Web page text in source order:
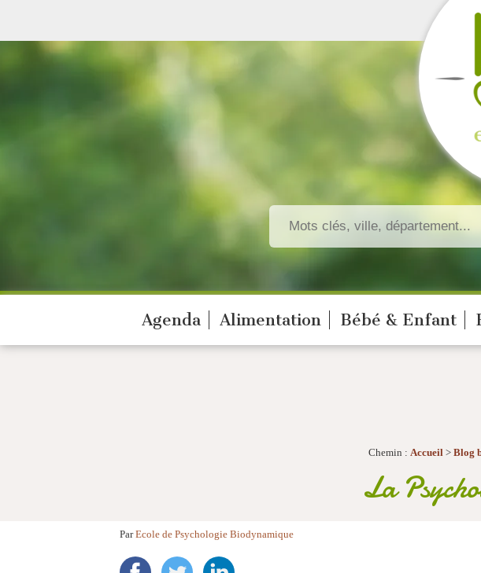
Agenda Alimentation Bébé & Enfant
Chemin : Accueil> Blog
La
ParEcole de Psychologie Biodynamique